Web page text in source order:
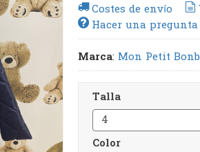
Costes de envío
Hacer una pregunta
Marca: Mon Petit
Talla
Color